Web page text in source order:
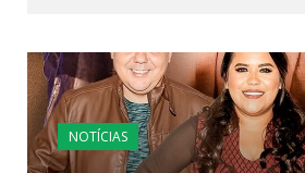
NOTÍCIAS